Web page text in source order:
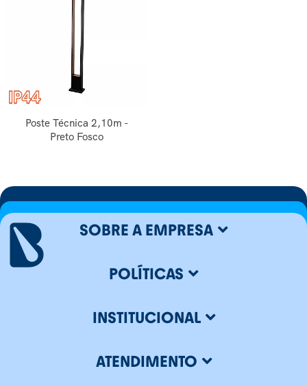
Poste Técnica 2,10m -
Preto Fosco
SOBRE A EMPRESA
POLÍTICAS
INSTITUCIONAL
ATENDIMENTO